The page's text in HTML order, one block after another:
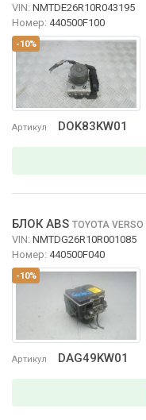
-10%
Артикул DOK83KW01
VIN: NMTDE26R10R043195
Номер: 440500F100
-10%
Артикул DAG49KW01
БЛОК ABS TOYOTA VERSO
VIN: NMTDG26R10R001085
Номер: 440500F040